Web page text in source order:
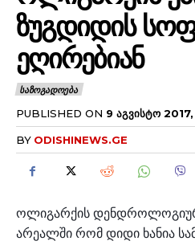
ᲖᲣᲒᲓᲘᲓᲘᲡ
ᲔᲦᲘᲠᲔᲑᲘᲐᲜ
ᲡᲐᲖᲝᲒᲐᲓᲝᲔᲑᲐ
PUBLISHED ON 9 ᲐᲒᲕᲘᲡᲢᲝ
BY ODISHINEWS.GE
ოლიგარქის
არეალში რომ დიდი ხანია